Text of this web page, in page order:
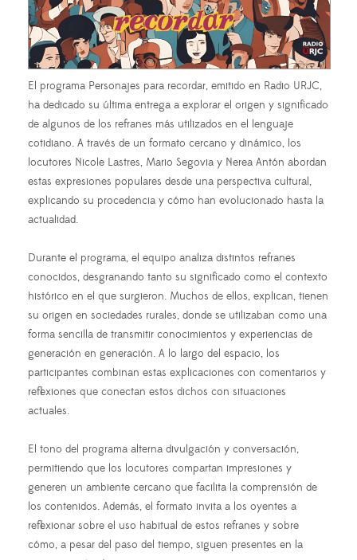
El programa Personajes para recordar, emitido en Radio URJC,
ha dedicado su última entrega a explorar el origen y significado
de algunos de los refranes más utilizados en el lenguaje
cotidiano. A través de un formato cercano y dinámico, los
locutores Nicole Lastres, Mario Segovia y Nerea Antón abordan
estas expresiones populares desde una perspectiva cultural,
explicando su procedencia y cómo han evolucionado hasta la
actualidad.
Durante el programa, el equipo analiza distintos refranes
conocidos, desgranando tanto su significado como el contexto
histórico en el que surgieron. Muchos de ellos, explican, tienen
su origen en sociedades rurales, donde se utilizaban como una
forma sencilla de transmitir conocimientos y experiencias de
generación en generación. A lo largo del espacio, los
participantes combinan estas explicaciones con comentarios y
reflexiones que conectan estos dichos con situaciones
actuales.
El tono del programa alterna divulgación y conversación,
permitiendo que los locutores compartan impresiones y
generen un ambiente cercano que facilita la comprensión de
los contenidos. Además, el formato invita a los oyentes a
reflexionar sobre el uso habitual de estos refranes y sobre
cómo, a pesar del paso del tiempo, siguen presentes en la